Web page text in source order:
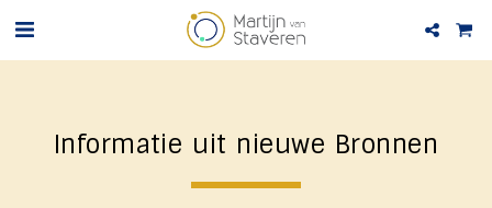
Informatie uit nieuwe Bronnen